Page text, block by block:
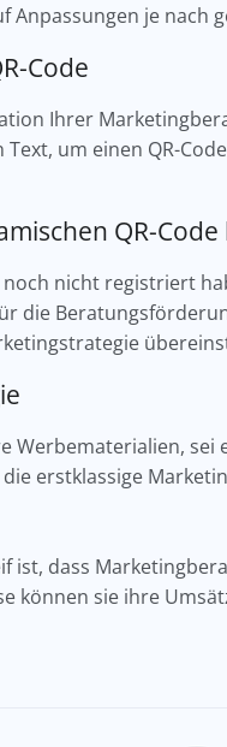
je nach
Code
Ihrer
um einen QR-
QR-
nicht registriert
die
Werbematerialien, sei
erstklassige
ist, dass
können sie ihre